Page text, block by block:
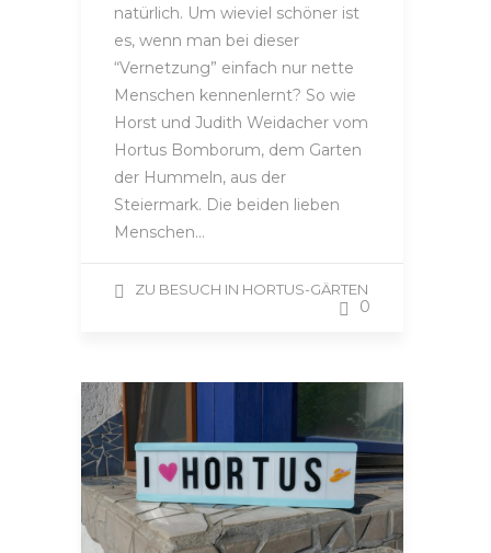
natürlich. Um wieviel schöner ist
es, wenn man bei dieser
“Vernetzung” einfach nur nette
Menschen kennenlernt? So wie
Horst und Judith Weidacher vom
Hortus Bomborum, dem Garten
der Hummeln, aus der
Steiermark. Die beiden lieben
Menschen…
ZU BESUCH IN HORTUS-GÄRTEN
0